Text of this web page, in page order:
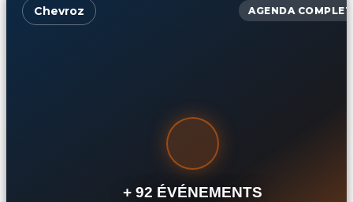
Chevroz AGENDA COMPLET
+ 92 ÉVÉNEMENTS